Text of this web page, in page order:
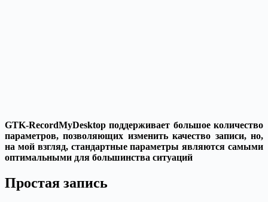
GTK-RecordMyDesktop поддерживает большое количество
параметров, позволяющих изменить качество записи, но,
на мой взгляд, стандартные параметры являются самыми
оптимальными для большинства ситуаций
Простая запись